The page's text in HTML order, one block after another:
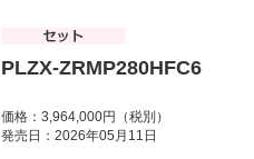
PLZX-ZRMP280HFC6
価格：3,964,000円（税別）
発売日：2026年05月11日